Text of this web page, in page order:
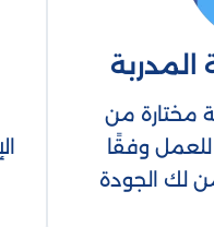
المدربة
مختارة من
للعمل وفقًا
لك الجودة